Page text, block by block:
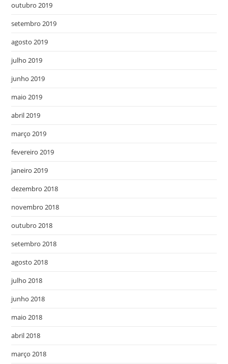
outubro 2019
setembro 2019
agosto 2019
julho 2019
junho 2019
maio 2019
abril 2019
março 2019
fevereiro 2019
janeiro 2019
dezembro 2018
novembro 2018
outubro 2018
setembro 2018
agosto 2018
julho 2018
junho 2018
maio 2018
abril 2018
março 2018